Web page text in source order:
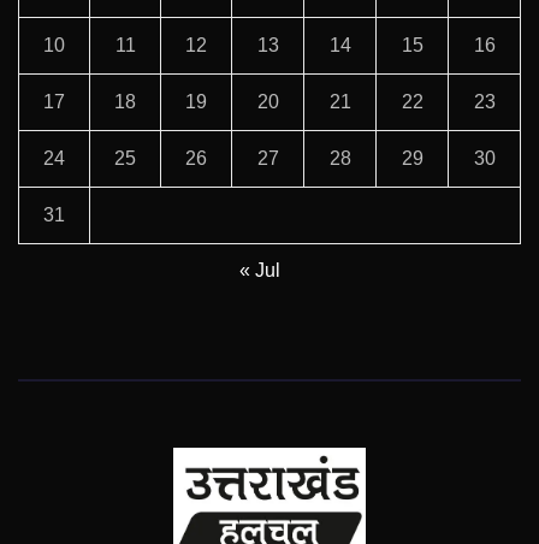
10 11 12 13 14 15 16
17 18 19 20 21 22 23
24 25 26 27 28 29 30
31
« Jul